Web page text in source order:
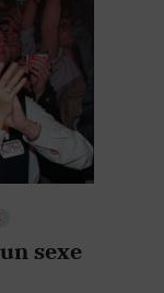
sexe